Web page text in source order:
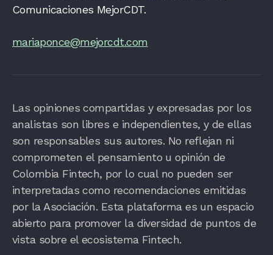
Comunicaciones MejorCDT.
mariaponce@mejorcdt.com
Las opiniones compartidas y expresadas por los
analistas son libres e independientes, y de ellas
son responsables sus autores. No reflejan ni
comprometen el pensamiento u opinión de
Colombia Fintech, por lo cual no pueden ser
interpretadas como recomendaciones emitidas
por la Asociación. Esta plataforma es un espacio
abierto para promover la diversidad de puntos de
vista sobre el ecosistema Fintech.